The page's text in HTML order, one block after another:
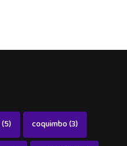
(5) coquimbo(3)